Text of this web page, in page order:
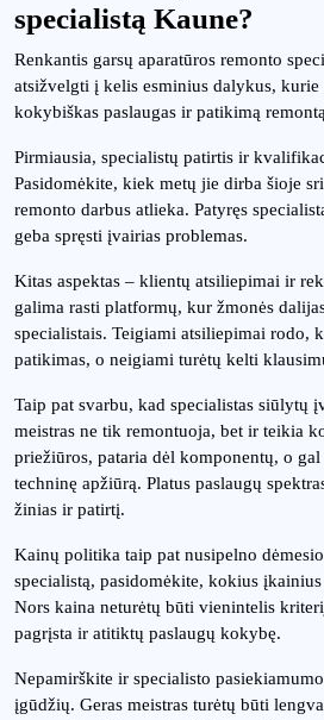
specialistą Kaune?
Renkantis garsų aparatūros remonto
atsižvelgti į kelis esminius dalykus, kurie
kokybiškas paslaugas ir patikimą
Pirmiausia, specialistų patirtis ir
Pasidomėkite, kiek metų jie dirba šioje
remonto darbus atlieka. Patyręs
geba spręsti įvairias problemas.
Kitas aspektas – klientų atsiliepimai ir
galima rasti platformų, kur žmonės
specialistais. Teigiami atsiliepimai rodo,
patikimas, o neigiami turėtų kelti
Taip pat svarbu, kad specialistas siūlytų
meistras ne tik remontuoja, bet ir teikia
priežiūros, pataria dėl komponentų, o
techninę apžiūrą. Platus paslaugų
žinias ir patirtį.
Kainų politika taip pat nusipelno
specialistą, pasidomėkite, kokius
Nors kaina neturėtų būti vienintelis
pagrįsta ir atitiktų paslaugų kokybę.
Nepamirškite ir specialisto
įgūdžių. Geras meistras turėtų būti